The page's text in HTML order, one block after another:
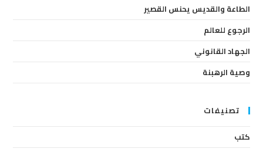
الطاعة والقديس يحنس القصير
الرجوع للعالم
الجهاد القانوني
وصية الرهبنة
تصنيفات
كتب